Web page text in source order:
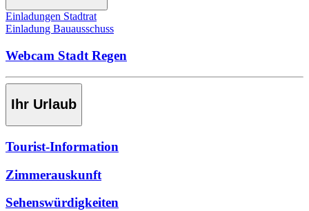
Einladungen Stadtrat
Einladung Bauausschuss
Webcam Stadt Regen
Ihr Urlaub
Tourist-Information
Zimmerauskunft
Sehenswürdigkeiten